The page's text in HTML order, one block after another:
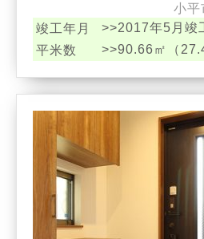
小平
竣工年月
>>2017年5月竣
平米数
>>90.66㎡（